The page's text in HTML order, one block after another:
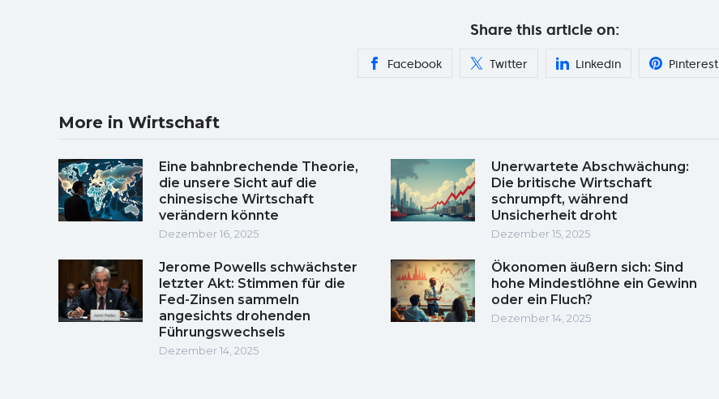
Share this article on:
Facebook Twitter Linkedin Pinterest
More in Wirtschaft
Eine bahnbrechende Theorie,
die unsere Sicht auf die
chinesische Wirtschaft
verändern könnte
Dezember 16, 2025
Unerwartete Abschwächung:
Die britische Wirtschaft
schrumpft, während
Unsicherheit droht
Dezember 15, 2025
Jerome Powells schwächster
letzter Akt: Stimmen für die
Fed-Zinsen sammeln
angesichts drohenden
Führungswechsels
Dezember 14, 2025
Ökonomen äußern sich: Sind
hohe Mindestlöhne ein Gewinn
oder ein Fluch?
Dezember 14, 2025